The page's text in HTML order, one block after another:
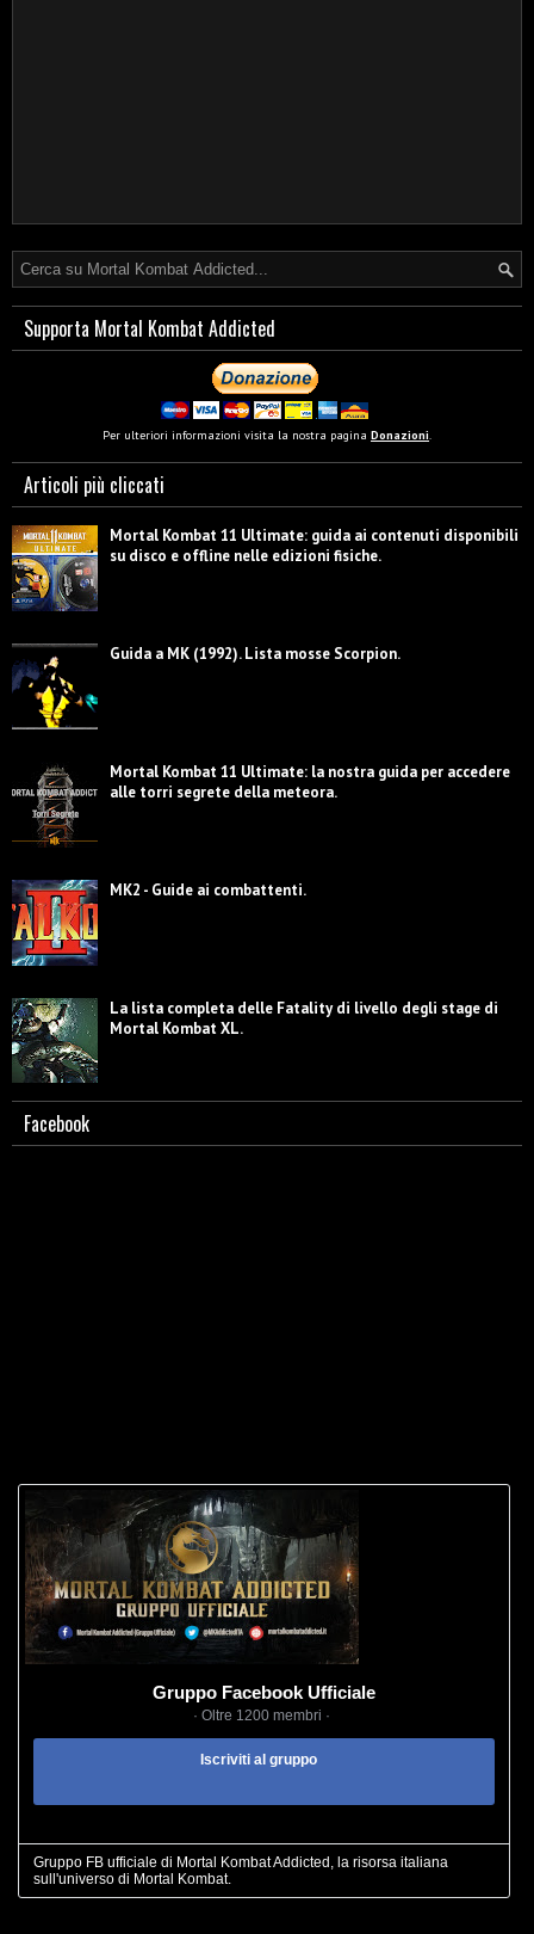
Supporta Mortal Kombat Addicted
Per ulteriori informazioni visita la nostra pagina Donazioni.
Articoli più cliccati
Mortal Kombat 11 Ultimate: guida ai contenuti disponibili
su disco e offline nelle edizioni fisiche.
Guida a MK (1992). Lista mosse Scorpion.
Mortal Kombat 11 Ultimate: la nostra guida per accedere
alle torri segrete della meteora.
MK2 - Guide ai combattenti.
La lista completa delle Fatality di livello degli stage di
Mortal Kombat XL.
Facebook
Gruppo Facebook Ufficiale
· Oltre 1200 membri ·
Iscriviti al gruppo
Gruppo FB ufficiale di Mortal Kombat Addicted, la risorsa italiana
sull'universo di Mortal Kombat.